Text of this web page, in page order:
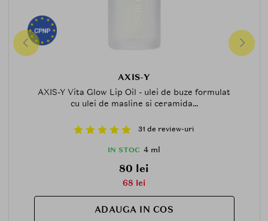
AXIS-Y
AXIS-Y Vita Glow Lip Oil - ulei de buze formulat
cu ulei de masline si ceramida...
31 de review-uri
IN STOC 4 ml
80 lei
68 lei
ADAUGA IN COS